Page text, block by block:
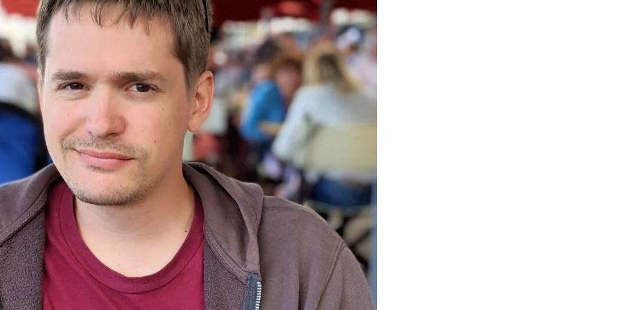
Access+ Par plateforme
PC
PS4
PS5
Switch
XBox One
XBox Series X|S